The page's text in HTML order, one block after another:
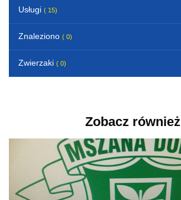
Usługi ( 15)
Znaleziono ( 0)
Zwierzaki ( 0)
Zobacz również